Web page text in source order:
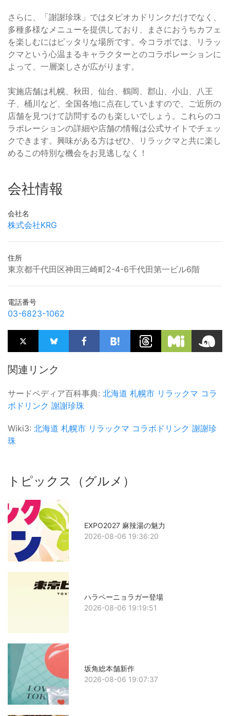
さらに、「謝謝珍珠」ではタピオカドリンクだけでなく、
多種多様なメニューを提供しており、まさにおうちカフェ
を楽しむにはピッタリな場所です。今コラボでは、リラッ
クマという心温まるキャラクターとのコラボレーションに
よって、一層楽しさが広がります。
実施店舗は札幌、秋田、仙台、鶴岡、郡山、小山、八王
子、桶川など、全国各地に点在していますので、ご近所の
店舗を見つけて訪問するのも楽しいでしょう。これらのコ
ラボレーションの詳細や店舗の情報は公式サイトでチェッ
クできます。興味がある方はぜひ、リラックマと共に楽し
めるこの特別な機会をお見逃しなく！
会社情報
会社名
株式会社KRG
住所
東京都千代田区神田三崎町2-4-6千代田第一ビル6階
電話番号
03-6823-1062
関連リンク
サードペディア百科事典: 北海道 札幌市 リラックマ コラ
ボドリンク 謝謝珍珠
Wiki3: 北海道 札幌市 リラックマ コラボドリンク 謝謝珍
珠
トピックス（グルメ）
EXPO2027 麻辣湯の魅力
2026-08-06 19:36:20
ハラペーニョラガー登場
2026-08-06 19:19:51
坂角総本舗新作
2026-08-06 19:07:37